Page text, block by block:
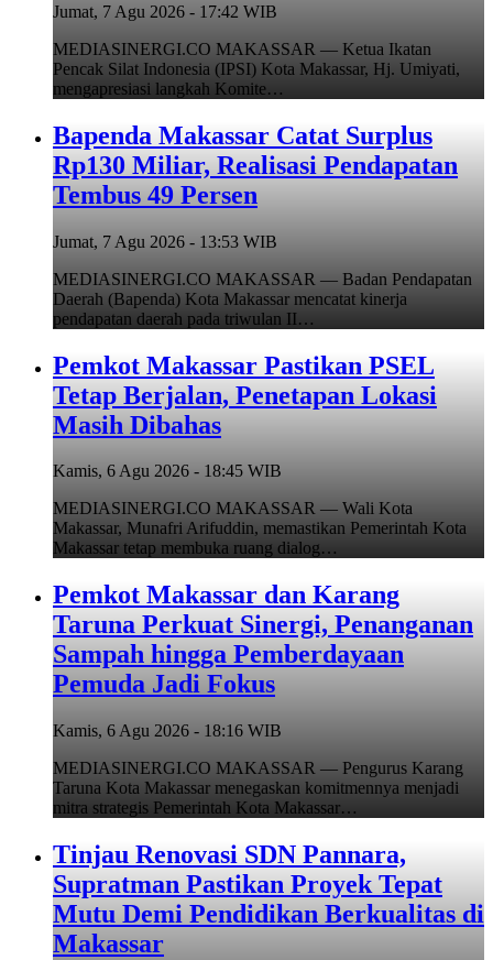
Jumat, 7 Agu 2026 - 17:42 WIB
MEDIASINERGI.CO MAKASSAR — Ketua Ikatan
Pencak Silat Indonesia (IPSI) Kota Makassar, Hj. Umiyati,
mengapresiasi langkah Komite…
Bapenda Makassar Catat Surplus
Rp130 Miliar, Realisasi Pendapatan
Tembus 49 Persen
Jumat, 7 Agu 2026 - 13:53 WIB
MEDIASINERGI.CO MAKASSAR — Badan Pendapatan
Daerah (Bapenda) Kota Makassar mencatat kinerja
pendapatan daerah pada triwulan II…
Pemkot Makassar Pastikan PSEL
Tetap Berjalan, Penetapan Lokasi
Masih Dibahas
Kamis, 6 Agu 2026 - 18:45 WIB
MEDIASINERGI.CO MAKASSAR — Wali Kota
Makassar, Munafri Arifuddin, memastikan Pemerintah Kota
Makassar tetap membuka ruang dialog…
Pemkot Makassar dan Karang
Taruna Perkuat Sinergi, Penanganan
Sampah hingga Pemberdayaan
Pemuda Jadi Fokus
Kamis, 6 Agu 2026 - 18:16 WIB
MEDIASINERGI.CO MAKASSAR — Pengurus Karang
Taruna Kota Makassar menegaskan komitmennya menjadi
mitra strategis Pemerintah Kota Makassar…
Tinjau Renovasi SDN Pannara,
Supratman Pastikan Proyek Tepat
Mutu Demi Pendidikan Berkualitas di
Makassar